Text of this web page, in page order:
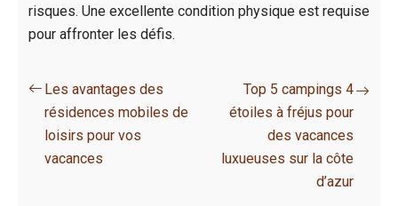
risques. Une excellente condition physique est requise
pour affronter les défis.
Les avantages des
résidences mobiles de
loisirs pour vos
vacances
Top 5 campings 4
étoiles à fréjus pour
des vacances
luxueuses sur la côte
d’azur